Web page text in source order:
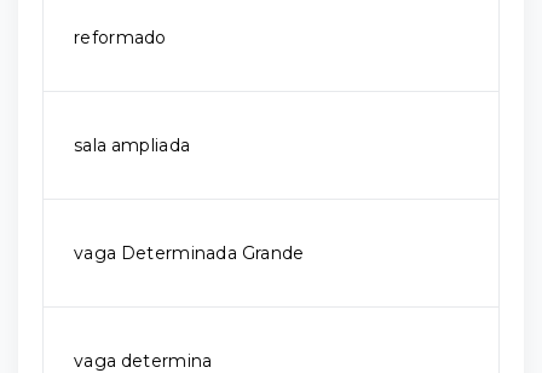
reformado
sala ampliada
vaga Determinada Grande
vaga determina